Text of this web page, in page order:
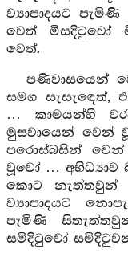
ව්‍යාපාදයට
වෙත් මිසදිටුවෝ
වෙත්.
පණිවාසයෙන්
සමග සැසැඳෙත්,
… කාමයන්හි
මුසවායෙන්
පරොස්බසින්
වූවෝ … අභිධ්‍යාව
කොට නැත්තවුන්
ව්‍යාපාදයට
පැමිණි
සමිදිටුවෝ